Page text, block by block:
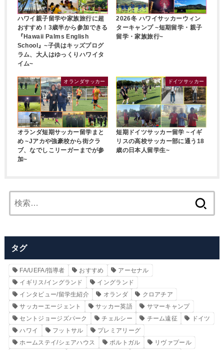
ハワイ親子留学や家族旅行に超
おすすめ！3歳半から参加できる
『Hawaii Palms English
School』~子供はキッズプログ
ラム、大人はゆっくりハワイタ
イム~
2026冬 ハワイサッカーウィン
ターキャンプ ~短期留学・親子
留学・家族旅行~
オランダサッカー
オランダ短期サッカー留学まと
め ~Jアカや強豪校から街クラ
ブ、なでしこリーガーまでが参
加~
ドイツサッカー
短期ドイツサッカー留学 ~イギ
リスの高校サッカー部に通う18
歳の日本人留学生~
索:
タグ
FA/UEFA/指導者 おすすめ
アーセナル
イギリス/イングランド
イングランド
インタビュー/留学生紹介
オランダ
クロアチア
サッカーエージェント
サッカー英語
サマーキャンプ
セントジョージズパーク
チェルシー チーム遠征
ドイツ
ハワイ
フットサル
プレミアリーグ
ホームステイ/シェアハウス
ポルトガル
リヴァプール